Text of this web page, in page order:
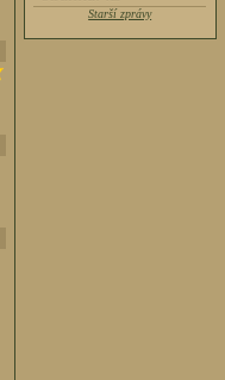
Starší zprávy